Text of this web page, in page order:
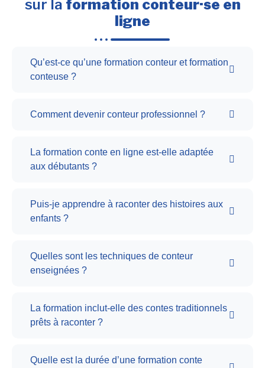
sur la formation conteur·se en
ligne
Qu’est-ce qu’une formation conteur et formation
conteuse ?
Comment devenir conteur professionnel ?
La formation conte en ligne est-elle adaptée
aux débutants ?
Puis-je apprendre à raconter des histoires aux
enfants ?
Quelles sont les techniques de conteur
enseignées ?
La formation inclut-elle des contes traditionnels
prêts à raconter ?
Quelle est la durée d’une formation conte